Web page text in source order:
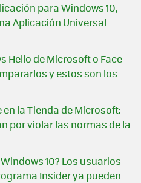
para Windows 10,
Aplicación Universal
Hello de Microsoft o Face
y estos son los
la Tienda de Microsoft:
por violar las normas de la
10? Los usuarios
Insider ya pueden